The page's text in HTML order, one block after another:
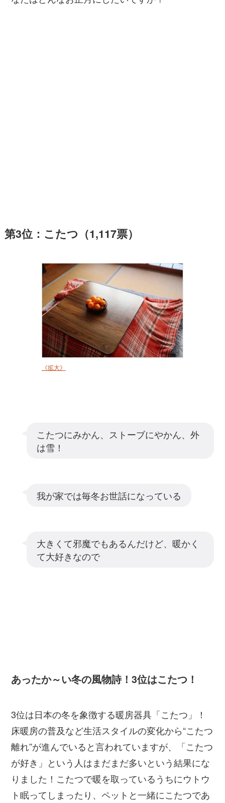
第3位：こたつ（1,117票）
《拡大》
こたつにみかん、ストーブにやかん、外
は雪！
我が家では毎冬お世話になっている
大きくて邪魔でもあるんだけど、暖かく
て大好きなので
あったか～い冬の風物詩！3位はこたつ！
3位は日本の冬を象徴する暖房器具「こたつ」！
床暖房の普及など生活スタイルの変化から“こたつ
離れ”が進んでいると言われていますが、「こたつ
が好き」という人はまだまだ多いという結果にな
りました！こたつで暖を取っているうちにウトウ
ト眠ってしまったり、ペットと一緒にこたつであ